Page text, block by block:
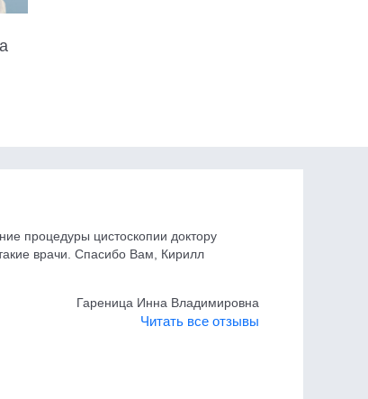
процедуры цистоскопии доктору
врачи. Спасибо Вам, Кирилл
Гареница Инна Владимировна
Читать все отзывы